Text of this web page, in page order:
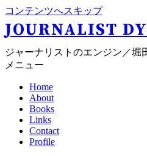
コンテンツへスキップ
JOURNALIST
ジャーナリストのエンジン／堀
メニュー
Home
About
Books
Links
Contact
Profile